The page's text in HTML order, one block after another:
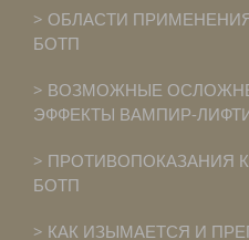
ОБЛАСТИ
БОТП
ВОЗМОЖНЫЕ
ЭФФЕКТЫ ВАМПИР-
ПРОТИВОПОКАЗАНИЯ
БОТП
КАК ИЗЫМАЕТСЯ И